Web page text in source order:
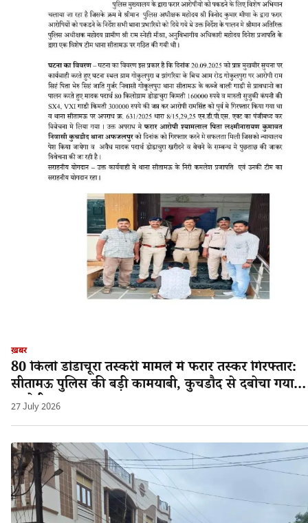
ख़बर
80 किलो डोडाचूरा तस्करी मामले में फरार तस्कर गिरफ्तार:
सीतामऊ पुलिस की बड़ी कामयाबी, कुचडौद से दबोचा गया
आरोपी श्यामलाल!
27 July 2026